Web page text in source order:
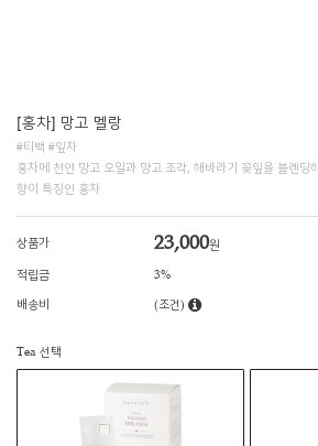
[홍차] 망고 멜랑
#티백 #잎차
홍차에 천연 망고 오일과 망고 조각, 해바라기 꽃잎을 블렌딩
향이 특징인 홍차
상품가 23,000원
적립금 3%
배송비 (조건)
Tea 선택